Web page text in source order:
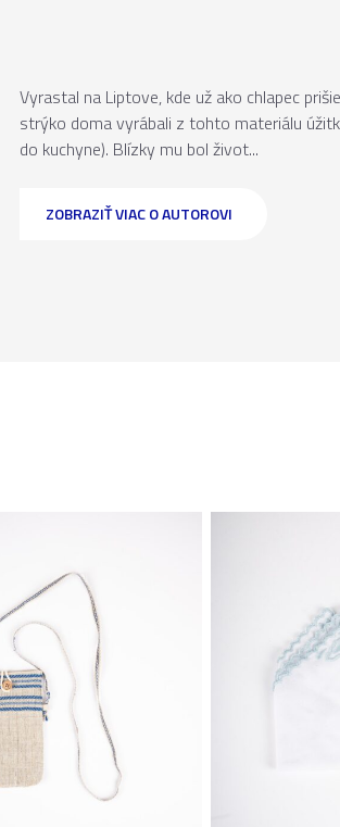
Vyrastal na Liptove, kde už ako chlapec
strýko doma vyrábali z tohto materiálu
do kuchyne). Blízky mu bol život...
ZOBRAZIŤ VIAC O AUTOROVI